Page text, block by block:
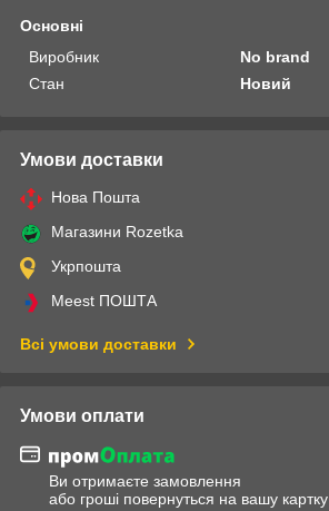
Основні
Виробник
No brand
Стан
Новий
Умови доставки
Нова Пошта
Магазини Rozetka
Укрпошта
Meest ПОШТА
Всі умови доставки
Умови оплати
Ви отримаєте замовлення
або гроші повернуться на вашу картку